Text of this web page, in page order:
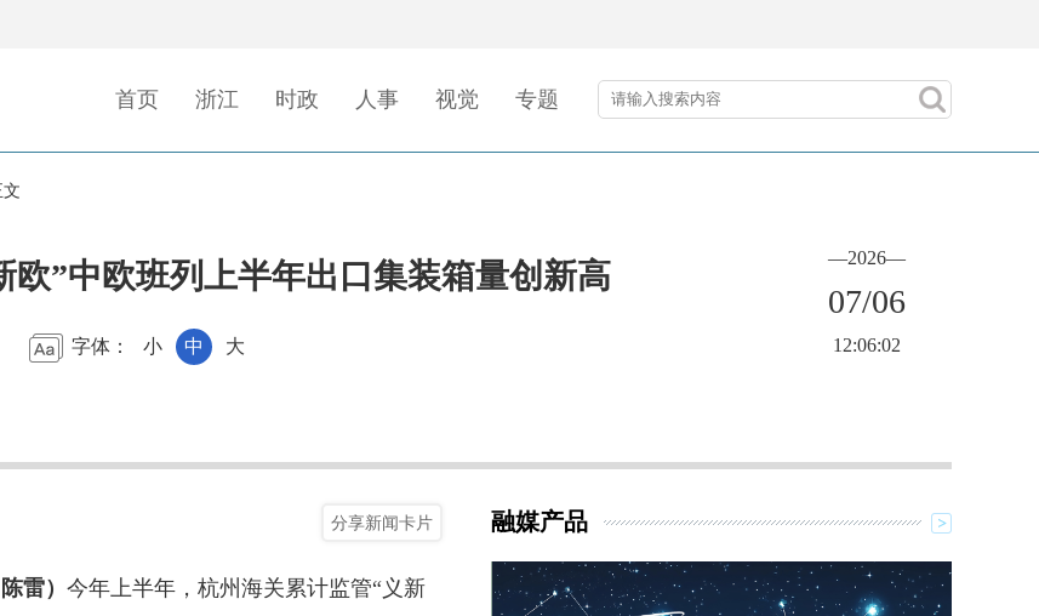
首页 浙江 时政 人事 视觉 专题
文
欧”中欧班列上半年出口集装箱量创新高
字体： 小 中 大
—2026—
07/06
12:06:02
分享新闻卡片
雷） 今年上半年，杭州海关累计监管“义新
融媒产品